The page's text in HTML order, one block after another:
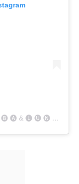
Una publicación compartida de 🅑 🅘 🅜 🅑 🅐 & 🅛 🅤 🅝 🅐 (@shiba_bimba)